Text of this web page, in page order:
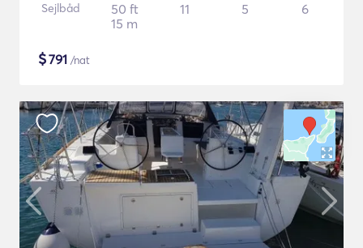
Sejlbåd
50 ft
15 m
11 5 6
$791 /nat